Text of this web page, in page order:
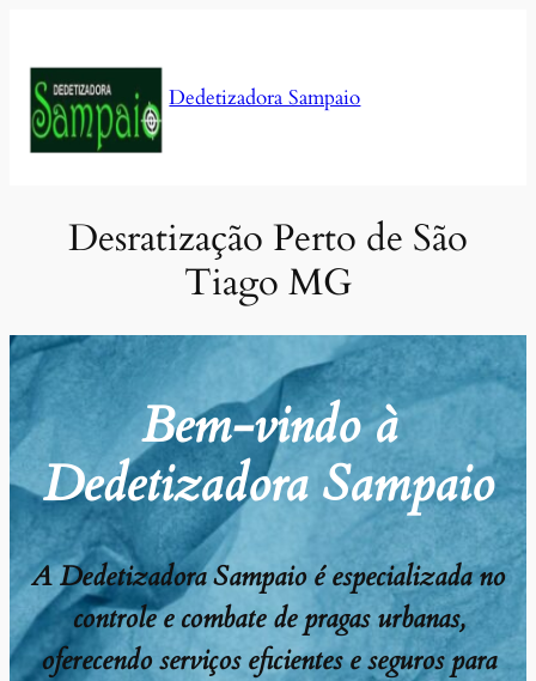
conteúdo
Dedetizadora Sampaio
Desratização Perto de São
Tiago MG
Bem-vindo à
Dedetizadora Sampaio
A Dedetizadora Sampaio é especializada no
controle e combate de pragas urbanas,
oferecendo serviços eficientes e seguros para